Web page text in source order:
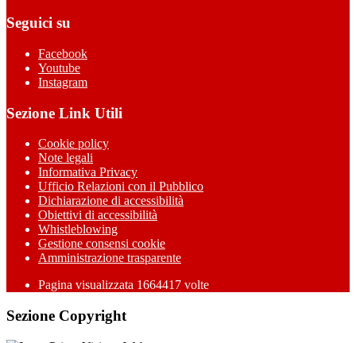
Seguici su
Facebook
Youtube
Instagram
Sezione Link Utili
Cookie policy
Note legali
Informativa Privacy
Ufficio Relazioni con il Pubblico
Dichiarazione di accessibilità
Obiettivi di accessibilità
Whistleblowing
Gestione consensi cookie
Amministrazione trasparente
Pagina visualizzata 1664417 volte
Sezione Copyright